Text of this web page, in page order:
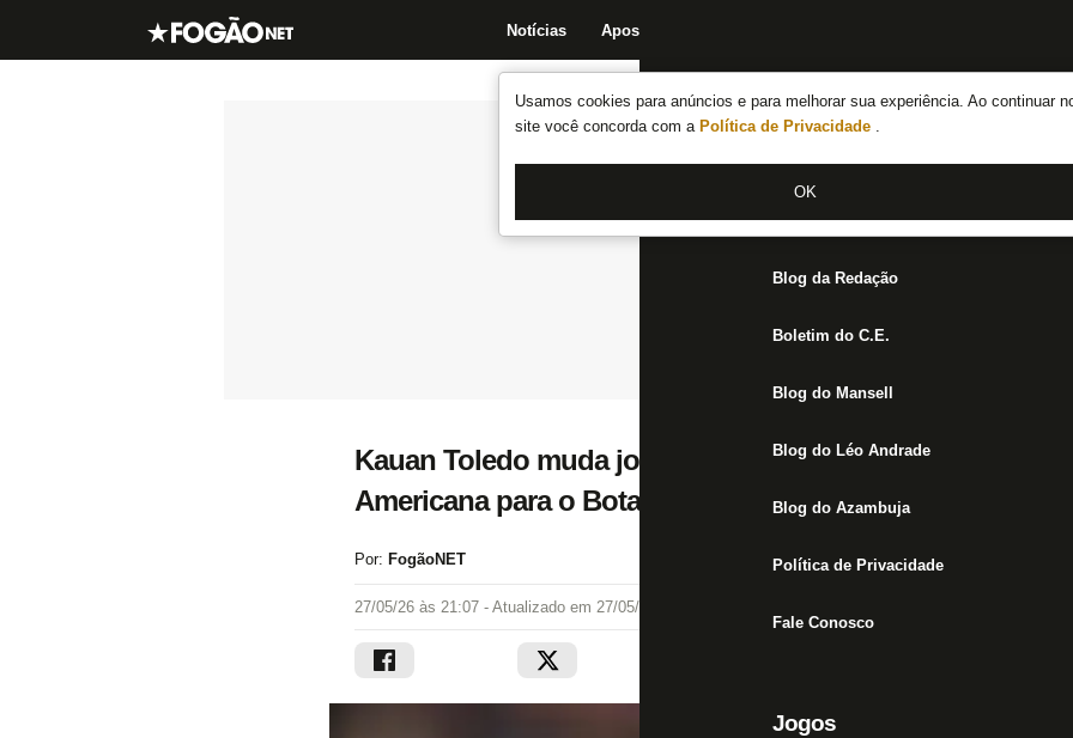
Usamos cookies para anúncios e para melhorar sua experiência. Ao continuar
site você concorda com a Política de Privacidade .
OK
Notícias Apostas
Notícias do Botafogo
Fórum
Jogos
Blog da Redação
Boletim do C.E.
Blog do Mansell
Blog do Léo Andrade
Blog do Azambuja
Política de Privacidade
Fale Conosco
Jogos
Kauan Toledo muda jogo e celebra melhor campanha da
Americana para o Botafogo: ‘Equipe toda está de
Por: FogãoNET
27/05/26 às 21:07 - Atualizado em 27/05/26 às 21:26